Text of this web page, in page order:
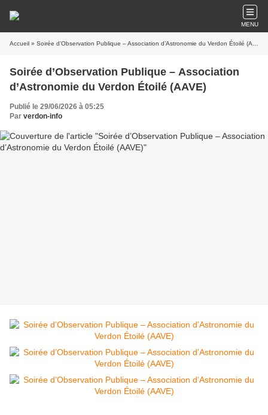
MENU
Accueil » Soirée d’Observation Publique – Association d’Astronomie du Verdon Étoilé (AAVE)
Soirée d’Observation Publique – Association
d’Astronomie du Verdon Étoilé (AAVE)
Publié le 29/06/2026 à 05:25
Par verdon-info